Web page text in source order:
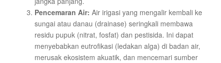
Pencemaran Air: Air irigasi yang mengalir kembali ke
sungai atau danau (drainase) seringkali membawa
residu pupuk (nitrat, fosfat) dan pestisida. Ini dapat
menyebabkan eutrofikasi (ledakan alga) di badan air,
merusak ekosistem akuatik, dan mencemari sumber